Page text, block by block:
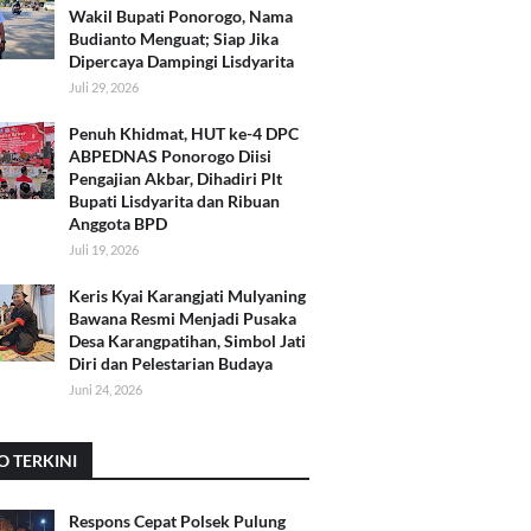
Wakil Bupati Ponorogo, Nama
Budianto Menguat; Siap Jika
Dipercaya Dampingi Lisdyarita
Juli 29, 2026
Penuh Khidmat, HUT ke-4 DPC
ABPEDNAS Ponorogo Diisi
Pengajian Akbar, Dihadiri Plt
Bupati Lisdyarita dan Ribuan
Anggota BPD
Juli 19, 2026
Keris Kyai Karangjati Mulyaning
Bawana Resmi Menjadi Pusaka
Desa Karangpatihan, Simbol Jati
Diri dan Pelestarian Budaya
Juni 24, 2026
TERKINI
Respons Cepat Polsek Pulung